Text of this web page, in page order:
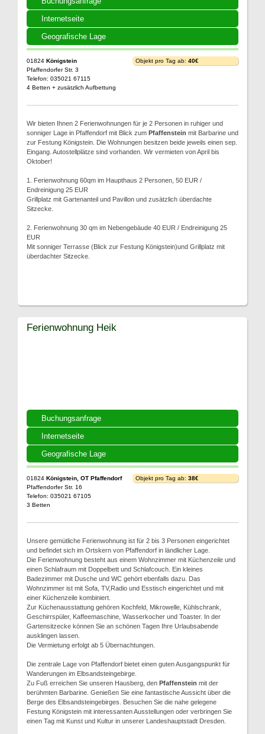
Internetseite
Geografische Lage
01824 Königstein
Pfaffendorfer Str. 3
Telefon: 035021 67115
4 Betten + zusätzlich Aufbettung
Objekt pro Tag ab: 40€
Wir bieten Ihnen 2 Ferienwohnungen für je 2 Personen in ruhiger und
sonniger Lage in Pfaffendorf mit Blick zum Pfaffenstein mit Barbarine und
zur Festung Königstein. Die Wohnungen besitzen beide jeweils einen sep.
Eingang. Autostellplätze sind vorhanden. Wir vermieten von April bis
Oktober!
1. Ferienwohnung 60qm im Haupthaus 2 Personen, 50 EUR /
Endreinigung 25 EUR
Grillplatz mit Gartenanteil und Pavillon und zusätzlich überdachte
Sitzecke.
2. Ferienwohnung 30 qm im Nebengebäude 40 EUR / Endreinigung 25
EUR
Mit sonniger Terrasse (Blick zur Festung Königstein)und Grillplatz mit
überdachter Sitzecke.
Buchungsanfrage
Internetseite
Geografische Lage
Ferienwohnung Heik
01824 Königstein, OT Pfaffendorf
Pfaffendorfer Str. 16
Telefon: 035021 67105
3 Betten
Objekt pro Tag ab: 38€
Unsere gemütliche Ferienwohnung ist für 2 bis 3 Personen eingerichtet
und befindet sich im Ortskern von Pfaffendorf in ländlicher Lage.
Die Ferienwohnung besteht aus einem Wohnzimmer mit Küchenzeile und
einen Schlafraum mit Doppelbett und Schlafcouch. Ein kleines
Badezimmer mit Dusche und WC gehört ebenfalls dazu. Das
Wohnzimmer ist mit Sofa, TV,Radio und Esstisch eingerichtet und mit
einer Küchenzeile kombiniert.
Zur Küchenausstattung gehören Kochfeld, Mikrowelle, Kühlschrank,
Geschirrspüler, Kaffeemaschine, Wasserkocher und Toaster. In der
Gartensitzecke können Sie an schönen Tagen Ihre Urlaubsabende
ausklingen lassen.
Die Vermietung erfolgt ab 5 Übernachtungen.
Die zentrale Lage von Pfaffendorf bietet einen guten Ausgangspunkt für
Wanderungen im Elbsandsteingebirge.
Zu Fuß erreichen Sie unseren Hausberg, den Pfaffenstein mit der
berühmten Barbarine. Genießen Sie eine fantastische Aussicht über die
Berge des Elbsandsteingebirges. Besuchen Sie die nahe gelegene
Festung Königstein mit interessanten Ausstellungen oder verbringen Sie
einen Tag mit Kunst und Kultur in unserer Landeshauptstadt Dresden.